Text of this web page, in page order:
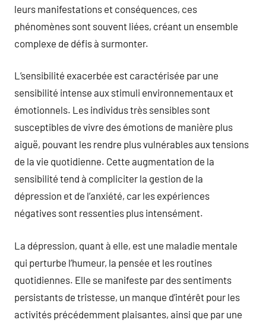
leurs manifestations et conséquences, ces
phénomènes sont souvent liées, créant un ensemble
complexe de défis à surmonter.
L’sensibilité exacerbée est caractérisée par une
sensibilité intense aux stimuli environnementaux et
émotionnels. Les individus très sensibles sont
susceptibles de vivre des émotions de manière plus
aiguë, pouvant les rendre plus vulnérables aux tensions
de la vie quotidienne. Cette augmentation de la
sensibilité tend à compliciter la gestion de la
dépression et de l’anxiété, car les expériences
négatives sont ressenties plus intensément.
La dépression, quant à elle, est une maladie mentale
qui perturbe l’humeur, la pensée et les routines
quotidiennes. Elle se manifeste par des sentiments
persistants de tristesse, un manque d’intérêt pour les
activités précédemment plaisantes, ainsi que par une